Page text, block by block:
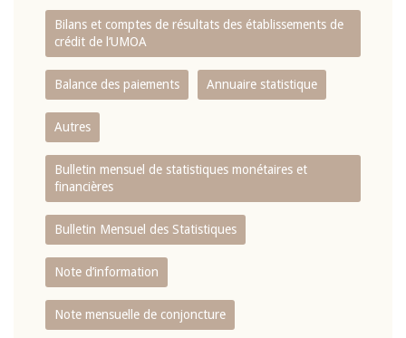
Bilans et comptes de résultats des établissements de
crédit de l‘UMOA
Balance des paiements Annuaire statistique
Autres
Bulletin mensuel de statistiques monétaires et
financières
Bulletin Mensuel des Statistiques
Note d’information
Note mensuelle de conjoncture